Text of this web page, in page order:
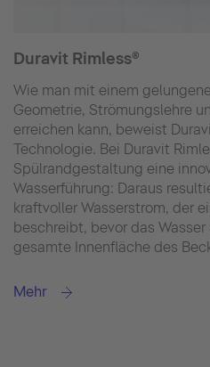
Duravit Rimless®
Wie man mit einem
Geometrie, Strömungslehre
erreichen kann, beweist
Technologie. Bei Duravit
Spülrandge­staltung eine
Wasserführung: Daraus
kraftvoller Wasserstrom, der
beschreibt, bevor das
gesamte Innenfläche des
Mehr